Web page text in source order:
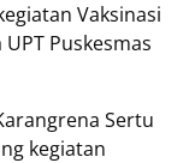
Vaksinasi
Puskesmas
Sertu
kegiatan